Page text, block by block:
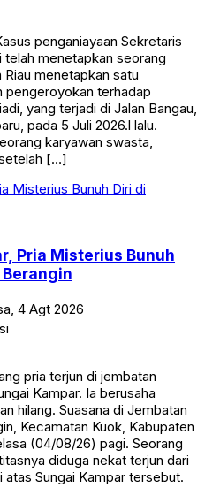
penganiayaan Sekretaris
telah menetapkan seorang
menetapkan satu
pengeroyokan terhadap
yang terjadi di Jalan Bangau,
pada 5 Juli 2026.l lalu.
karyawan swasta,
[…]
Pria Misterius Bunuh
4 Agt 2026
pria terjun di jembatan
Kampar. Ia berusaha
hilang. Suasana di Jembatan
Kecamatan Kuok, Kabupaten
(04/08/26) pagi. Seorang
diduga nekat terjun dari
Sungai Kampar tersebut.